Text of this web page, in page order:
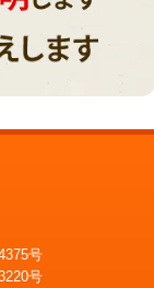
号
号